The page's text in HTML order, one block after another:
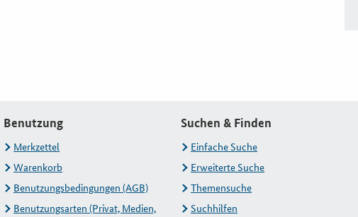
Benutzung
Merkzettel
Warenkorb
Benutzungsbedingungen (AGB)
Benutzungsarten (Privat, Medien,
Suchen & Finden
Einfache Suche
Erweiterte Suche
Themensuche
Suchhilfen